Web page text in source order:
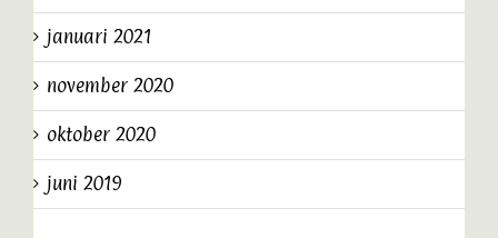
januari 2021
november 2020
oktober 2020
juni 2019